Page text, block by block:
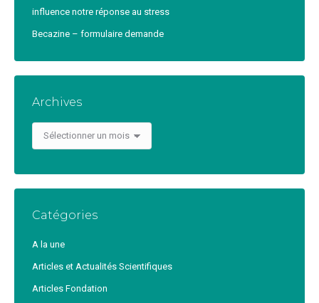
influence notre réponse au stress
Becazine – formulaire demande
Archives
Archives
Catégories
A la une
Articles et Actualités Scientifiques
Articles Fondation